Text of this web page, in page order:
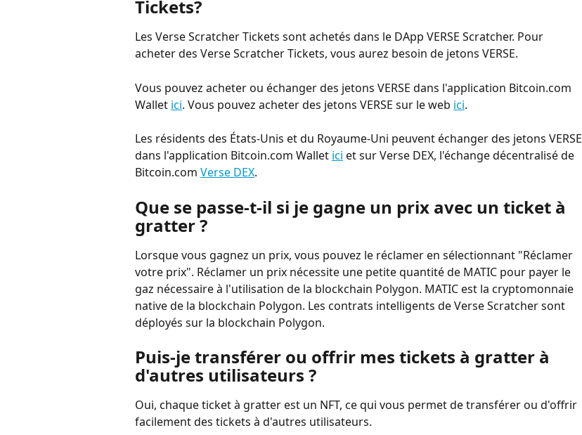
Tickets?
Les Verse Scratcher Tickets sont achetés dans le DApp VERSE Scratcher. Pour
acheter des Verse Scratcher Tickets, vous aurez besoin de jetons VERSE.
Vous pouvez acheter ou échanger des jetons VERSE dans l'application Bitcoin.com
Wallet ici. Vous pouvez acheter des jetons VERSE sur le web ici.
Les résidents des États-Unis et du Royaume-Uni peuvent échanger des jetons VERSE
dans l'application Bitcoin.com Wallet ici et sur Verse DEX, l'échange décentralisé de
Bitcoin.com Verse DEX.
Que se passe-t-il si je gagne un prix avec un ticket à
gratter ?
Lorsque vous gagnez un prix, vous pouvez le réclamer en sélectionnant "Réclamer
votre prix". Réclamer un prix nécessite une petite quantité de MATIC pour payer le
gaz nécessaire à l'utilisation de la blockchain Polygon. MATIC est la cryptomonnaie
native de la blockchain Polygon. Les contrats intelligents de Verse Scratcher sont
déployés sur la blockchain Polygon.
Puis-je transférer ou offrir mes tickets à gratter à
d'autres utilisateurs ?
Oui, chaque ticket à gratter est un NFT, ce qui vous permet de transférer ou d'offrir
facilement des tickets à d'autres utilisateurs.